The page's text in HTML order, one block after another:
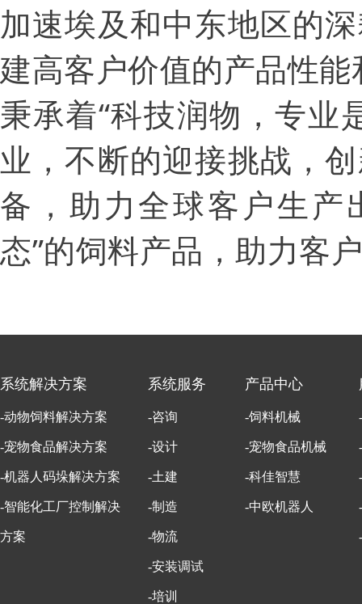
加速埃及和中东地区的
建高客户价值的产品性
秉承着“科技润物，专业
业，不断的迎接挑战，
备，助力全球客户生产
态”的饲料产品，助力客
系统解决方案
-动物饲料解决方案
-宠物食品解决方案
-机器人码垛解决方案
-智能化工厂控制解决
方案
系统服务
-咨询
-设计
-土建
-制造
-物流
-安装调试
-培训
产品中心
-饲料机械
-宠物食品机械
-科佳智慧
-中欧机器人